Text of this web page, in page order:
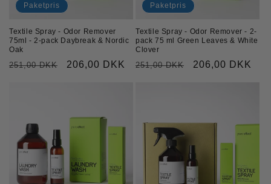
Paketpris
Textile Spray - Odor Remover
75ml - 2-pack Daybreak & Nordic
Oak
Ordinarie
251,00 DKK Försäljningspris
206,00 DKK
Paketpris
Textile Spray - Odor Remover - 2-
pack 75 ml Green Leaves & White
Clover
Ordinarie
251,00 DKK Försäljningspris
206,00 DKK